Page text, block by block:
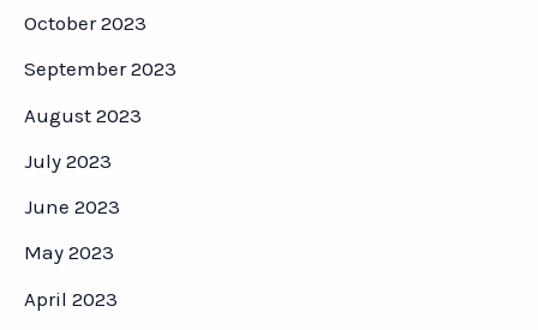
October 2023
September 2023
August 2023
July 2023
June 2023
May 2023
April 2023